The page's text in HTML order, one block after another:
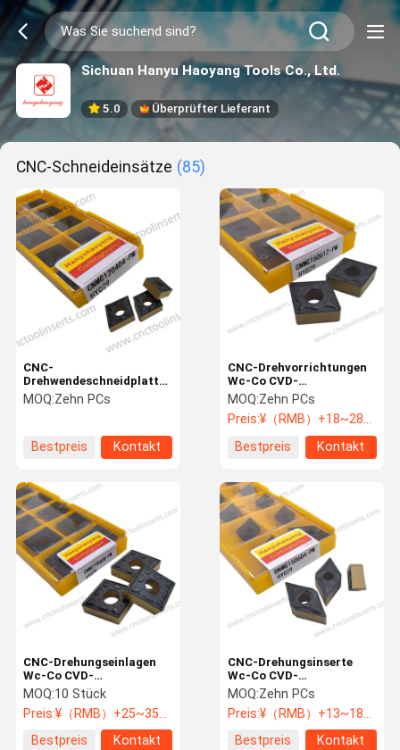
Sichuan Hanyu Haoyang Tools Co., Ltd.
5.0 Überprüfter Lieferant
CNC-Schneideinsätze (85)
CNC-
Drehwendeschneidplatten
Wc-Co CVD-
Beschichtung
MOQ:Zehn PCs
Bestpreis Kontakt
CNC-Drehvorrichtungen
Wc-Co CVD-
Beschichtung
CNMG160612-PM HY029
MOQ:Zehn PCs
Preis:¥（RMB）+18~28/PCS
Bestpreis
Kontakt
CNC-Drehungseinlagen
Wc-Co CVD-
Beschichtung
CNMG190608-PM HY029
Stahl
MOQ:10 Stück
Preis:¥（RMB）+25~35/PCS
Bestpreis
Kontakt
CNC-Drehungsinserte
Wc-Co CVD-
Beschichtung
DNMG150604-PM HY029
MOQ:Zehn PCs
Preis:¥（RMB）+13~18/PCS
Bestpreis
Kontakt